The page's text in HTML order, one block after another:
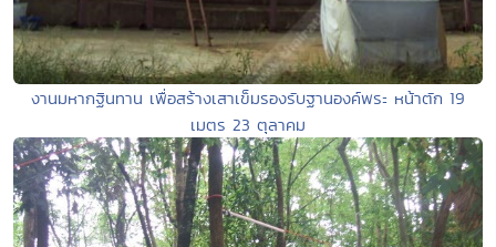
งานมหากฐินทาน เพื่อสร้างเสาเข็มรองรับฐานองค์พระ หน้าตัก 19
เมตร 23 ตุลาคม